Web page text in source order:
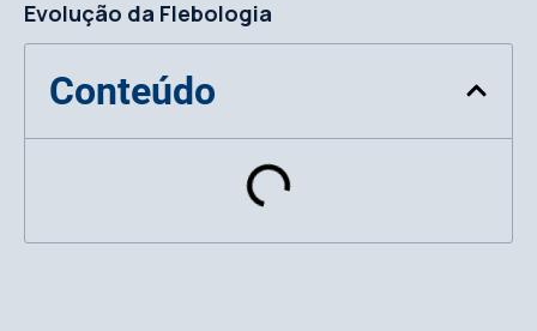
Evolução da Flebologia
Conteúdo